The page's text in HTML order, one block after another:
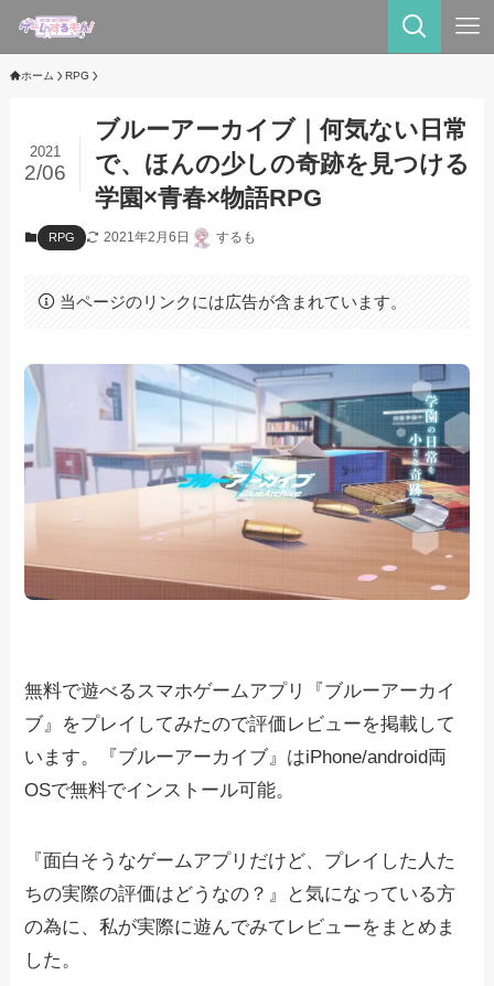
ホーム RPG
ブルーアーカイブ｜何気ない日常
で、ほんの少しの奇跡を見つける
学園×青春×物語RPG
2021
2/06
RPG 2021年2月6日 するも
当ページのリンクには広告が含まれています。
無料で遊べるスマホゲームアプリ『ブルーアーカイ
ブ』をプレイしてみたので評価レビューを掲載して
います。『ブルーアーカイブ』はiPhone/android両
OSで無料でインストール可能。
『面白そうなゲームアプリだけど、プレイした人た
ちの実際の評価はどうなの？』と気になっている方
の為に、私が実際に遊んでみてレビューをまとめま
した。